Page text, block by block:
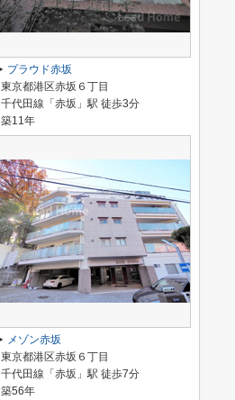
プラウド赤坂
東京都港区赤坂６丁目
千代田線「赤坂」駅 徒歩3分
築11年
メゾン赤坂
東京都港区赤坂６丁目
千代田線「赤坂」駅 徒歩7分
築56年